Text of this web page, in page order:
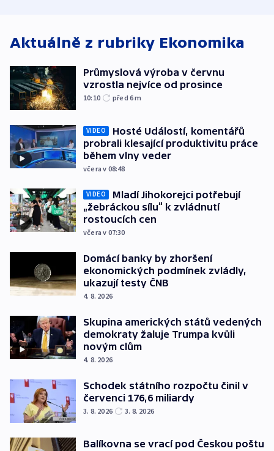
Aktuálně z rubriky Ekonomika
Průmyslová výroba v červnu
vzrostla nejvíce od prosince
10:10 před 6m
VIDEO
Hosté Událostí, komentářů
probrali klesající produktivitu práce
během vlny veder
včera v 08:48
VIDEO
Mladí Jihokorejci potřebují
„žebráckou sílu“ k zvládnutí
rostoucích cen
včera v 07:30
Domácí banky by zhoršení
ekonomických podmínek zvládly,
ukazují testy ČNB
4. 8. 2026
Skupina amerických států vedených
demokraty žaluje Trumpa kvůli
novým clům
4. 8. 2026
Schodek státního rozpočtu činil v
červenci 176,6 miliardy
3. 8. 2026 3. 8. 2026
Balíkovna se vrací pod Českou poštu